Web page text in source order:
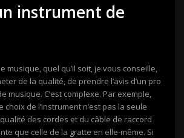
instrument de
musique, quel qu’il soit, je vous conseille,
de la qualité, de prendre l’avis d’un pro
musique. C’est complexe. Par exemple,
choix de l’instrument n’est pas la seule
des cordes et du câble de raccord
que celle de la gratte en elle-même. Si